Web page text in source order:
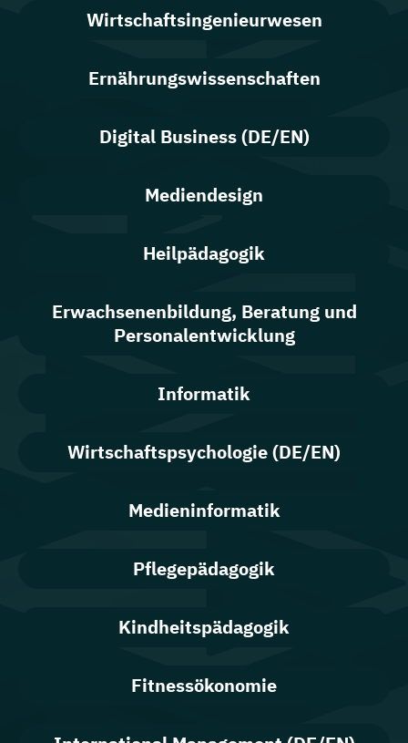
Wirtschaftsingenieurwesen
Ernährungswissenschaften
Digital Business (DE/EN)
Mediendesign
Heilpädagogik
Erwachsenenbildung, Beratung und
Personalentwicklung
Informatik
Wirtschaftspsychologie (DE/EN)
Medieninformatik
Pflegepädagogik
Kindheitspädagogik
Fitnessökonomie